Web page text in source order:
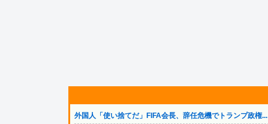
外国人「使い捨てだ」FIFA会長、辞任危機でトランプ政権...